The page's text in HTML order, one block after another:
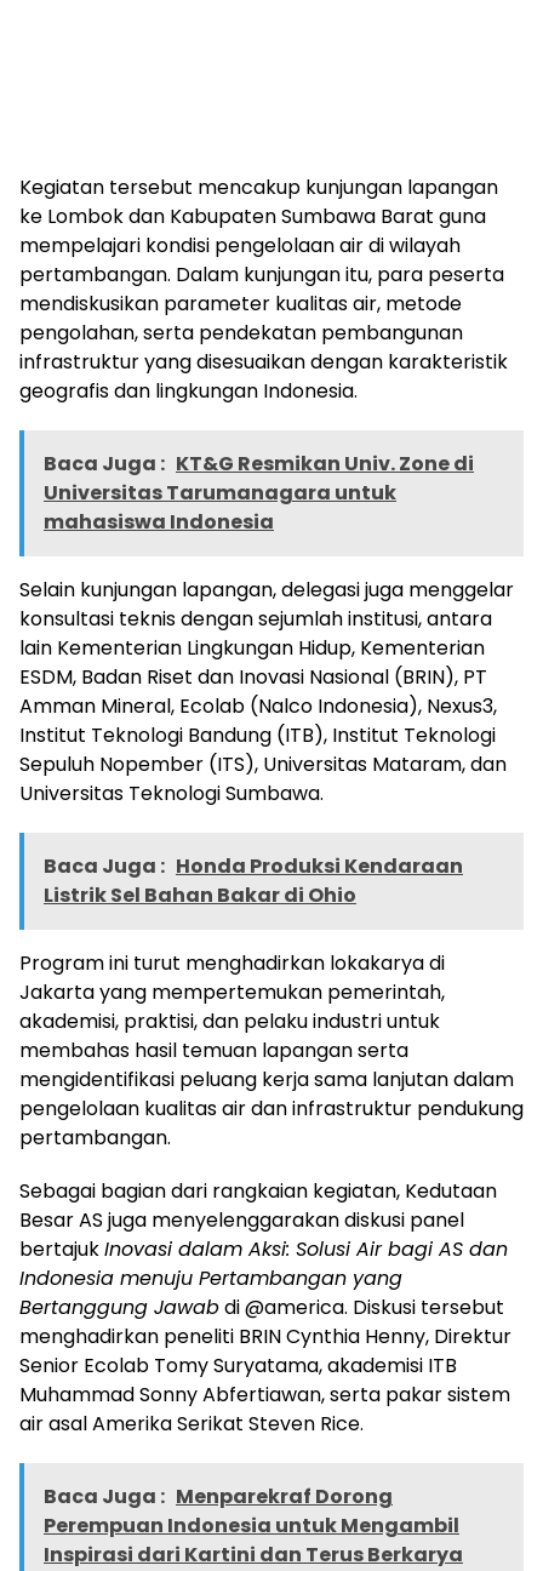
Kegiatan tersebut mencakup kunjungan lapangan
ke Lombok dan Kabupaten Sumbawa Barat guna
mempelajari kondisi pengelolaan air di wilayah
pertambangan. Dalam kunjungan itu, para peserta
mendiskusikan parameter kualitas air, metode
pengolahan, serta pendekatan pembangunan
infrastruktur yang disesuaikan dengan karakteristik
geografis dan lingkungan Indonesia.
Baca Juga : KT&G Resmikan Univ. Zone di
Universitas Tarumanagara untuk
mahasiswa Indonesia
Selain kunjungan lapangan, delegasi juga menggelar
konsultasi teknis dengan sejumlah institusi, antara
lain Kementerian Lingkungan Hidup, Kementerian
ESDM, Badan Riset dan Inovasi Nasional (BRIN), PT
Amman Mineral, Ecolab (Nalco Indonesia), Nexus3,
Institut Teknologi Bandung (ITB), Institut Teknologi
Sepuluh Nopember (ITS), Universitas Mataram, dan
Universitas Teknologi Sumbawa.
Baca Juga : Honda Produksi Kendaraan
Listrik Sel Bahan Bakar di Ohio
Program ini turut menghadirkan lokakarya di
Jakarta yang mempertemukan pemerintah,
akademisi, praktisi, dan pelaku industri untuk
membahas hasil temuan lapangan serta
mengidentifikasi peluang kerja sama lanjutan dalam
pengelolaan kualitas air dan infrastruktur pendukung
pertambangan.
Sebagai bagian dari rangkaian kegiatan, Kedutaan
Besar AS juga menyelenggarakan diskusi panel
bertajukInovasi dalam Aksi: Solusi Air bagi AS dan
Indonesia menuju Pertambangan yang
Bertanggung Jawabdi @america. Diskusi tersebut
menghadirkan peneliti BRIN Cynthia Henny, Direktur
Senior Ecolab Tomy Suryatama, akademisi ITB
Muhammad Sonny Abfertiawan, serta pakar sistem
air asal Amerika Serikat Steven Rice.
Baca Juga : Menparekraf Dorong
Perempuan Indonesia untuk Mengambil
Inspirasi dari Kartini dan Terus Berkarya